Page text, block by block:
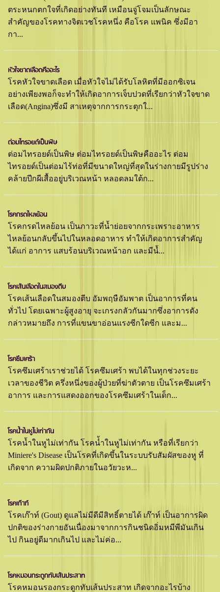
ตระหนกตกใจที่เกิดอย่างทันที เหมือนจู่โจมเป็นลักษณะ
สำคัญของโรคทางจิตเวชโรคหนึ่ง คือโรค แพนิค ซึ่งมีอา
กา...
หัวใจขาดเลือดคืออะไร
โรคหัวใจขาดเลือด เมื่อหัวใจไม่ได้รับโลหิตที่มีออกซิเจน
อย่างเพียงพอก็จะทำให้เกิดอาการเจ็บปวดที่เรียกว่าหัวใจขาด
เลือด(Angina)ซึ่งมี สาเหตุจากการกระตุกใ...
ต่อมไทรอยด์เป็นพิษ
ต่อมไทรอยด์เป็นพิษ ต่อมไทรอยด์เป็นพิษคืออะไร ต่อม
ไทรอยด์เป็นต่อมไร้ท่อที่มีขนาดใหญ่ที่สุดในร่างกายมีรูปร่าง
คล้ายปีกผีเสื้ออยู่บริเวณหน้า หลอดลมใต้ก...
โรคกรดไหลย้อน
โรคกรดไหลย้อน เป็นภาวะที่นํ้าย่อยจากกระเพราะอาหาร
ไหลย้อนกลับขึ้นไปในหลอดอาหาร ทำให้เกิดอาการสำคัญ
ได้แก่ อาการ แสบร้อนบริเวณหน้าอก และมีนํ้...
โรคเส้นเลือดในสมองตีบ
โรคเส้นเลือดในสมองตีบ อัมพฤษือัมพาต เป็นอาการที่คน
ทั่วไป โดยเฉพาะผู้สูงอายุ จะเกรงกลัวกันมากซึ่งอาการดัง
กล่าวหมายถึง การที่แขนขาอ่อนแรงซีกใดซีก และม...
โรคซึมเศร้า
โรคซึมเศร้าเราช่วยได้ โรคซึมเศร้า พบได้ในทุกช่วงระยะ
เวลาของชีวิต ครึ่งหนึ่งของผู้ป่วยที่ฆ่าตัวตาย เป็นโรคซึมเศร้า
อาการ และการแสดงออกของโรคซึมเศร้าในเด็ก...
โรคนํ้าในหูไม่เท่ากัน
โรคนํ้าในหูไม่เท่ากัน โรคนํํ้าในหูไม่เท่ากัน หรือที่เรียกว่า
Miniere's Disease เป็นโรคที่เกิดขึ้นในระบบรับสัมผัสของหู ที่
เกิดจาก ความผิดปกติภายในอวัยวะห...
โรคเก๊าฑ์
โรคเก๊าท์ (Gout) ดูแลไม่มีดีมีสิทธิ์ตายได้ เก๊าท์ เป็นอาการผิด
ปกติของร่างกายอันเนื่องมาจากการกินชนิดอิ่มหมีพีมันเกิน
ไป กินอยู่ดีมากเกินไป และไม่ค่อ...
โรคหมอนกระดูกทับเส้นประสาท
โรคหมอนรองกระดูกทับเส้นประสาท เกิดจากอะไรบ้าง